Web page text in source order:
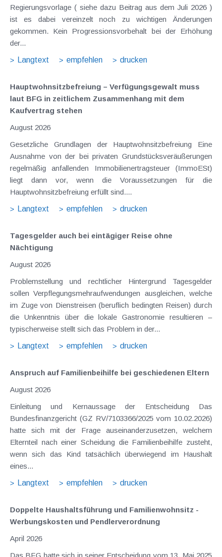
Regierungsvorlage ( siehe dazu Beitrag aus dem Juli 2026 )
ist es dabei vereinzelt noch zu wichtigen Änderungen
gekommen. Kein Progressionsvorbehalt bei der Erhöhung
der...
Langtext
empfehlen drucken
Hauptwohnsitz​­befreiung – Verfügungsgewalt muss
laut BFG in zeitlichem Zusammenhang mit dem
Kaufvertrag stehen
August 2026
Gesetzliche Grundlagen der Hauptwohnsitzbefreiung Eine
Ausnahme von der bei privaten Grundstücksveräußerungen
regelmäßig anfallenden Immobilienertragsteuer (ImmoESt)
liegt dann vor, wenn die Voraussetzungen für die
Hauptwohnsitzbefreiung erfüllt sind....
Langtext
empfehlen drucken
Tagesgelder auch bei eintägiger Reise ohne
Nächtigung
August 2026
Problemstellung und rechtlicher Hintergrund Tagesgelder
sollen Verpflegungsmehraufwendungen ausgleichen, welche
im Zuge von Dienstreisen (beruflich bedingten Reisen) durch
die Unkenntnis über die lokale Gastronomie resultieren –
typischerweise stellt sich das Problem in der...
Langtext
empfehlen drucken
Anspruch auf Familienbeihilfe bei geschiedenen Eltern
August 2026
Einleitung und Kernaussage der Entscheidung Das
Bundesfinanzgericht (GZ RV/7103366/2025 vom 10.02.2026)
hatte sich mit der Frage auseinanderzusetzen, welchem
Elternteil nach einer Scheidung die Familienbeihilfe zusteht,
wenn sich das Kind tatsächlich überwiegend im Haushalt
eines...
Langtext
empfehlen drucken
Doppelte Haushaltsführung und Familienwohnsitz -
Werbungskosten und Pendlerverordnung
April 2026
Das BFG hatte sich in seiner Entscheidung vom 13. Mai 2025